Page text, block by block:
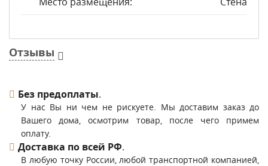
Отзывы
Без предоплаты.
У нас Вы ни чем не рискуете. Мы доставим заказ до
Вашего дома, осмотрим товар, после чего примем
оплату.
Доставка по всей РФ.
В любую точку России, любой транспортной компанией,